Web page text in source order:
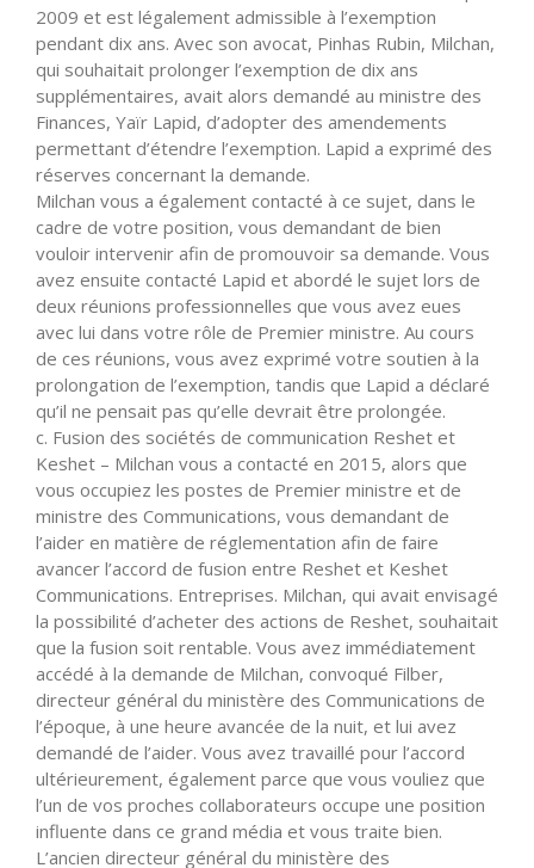
2009 et est légalement admissible à l’exemption
pendant dix ans. Avec son avocat, Pinhas Rubin, Milchan,
qui souhaitait prolonger l’exemption de dix ans
supplémentaires, avait alors demandé au ministre des
Finances, Yaïr Lapid, d’adopter des amendements
permettant d’étendre l’exemption. Lapid a exprimé des
réserves concernant la demande.
Milchan vous a également contacté à ce sujet, dans le
cadre de votre position, vous demandant de bien
vouloir intervenir afin de promouvoir sa demande. Vous
avez ensuite contacté Lapid et abordé le sujet lors de
deux réunions professionnelles que vous avez eues
avec lui dans votre rôle de Premier ministre. Au cours
de ces réunions, vous avez exprimé votre soutien à la
prolongation de l’exemption, tandis que Lapid a déclaré
qu’il ne pensait pas qu’elle devrait être prolongée.
c. Fusion des sociétés de communication Reshet et
Keshet – Milchan vous a contacté en 2015, alors que
vous occupiez les postes de Premier ministre et de
ministre des Communications, vous demandant de
l’aider en matière de réglementation afin de faire
avancer l’accord de fusion entre Reshet et Keshet
Communications. Entreprises. Milchan, qui avait envisagé
la possibilité d’acheter des actions de Reshet, souhaitait
que la fusion soit rentable. Vous avez immédiatement
accédé à la demande de Milchan, convoqué Filber,
directeur général du ministère des Communications de
l’époque, à une heure avancée de la nuit, et lui avez
demandé de l’aider. Vous avez travaillé pour l’accord
ultérieurement, également parce que vous vouliez que
l’un de vos proches collaborateurs occupe une position
influente dans ce grand média et vous traite bien.
L’ancien directeur général du ministère des